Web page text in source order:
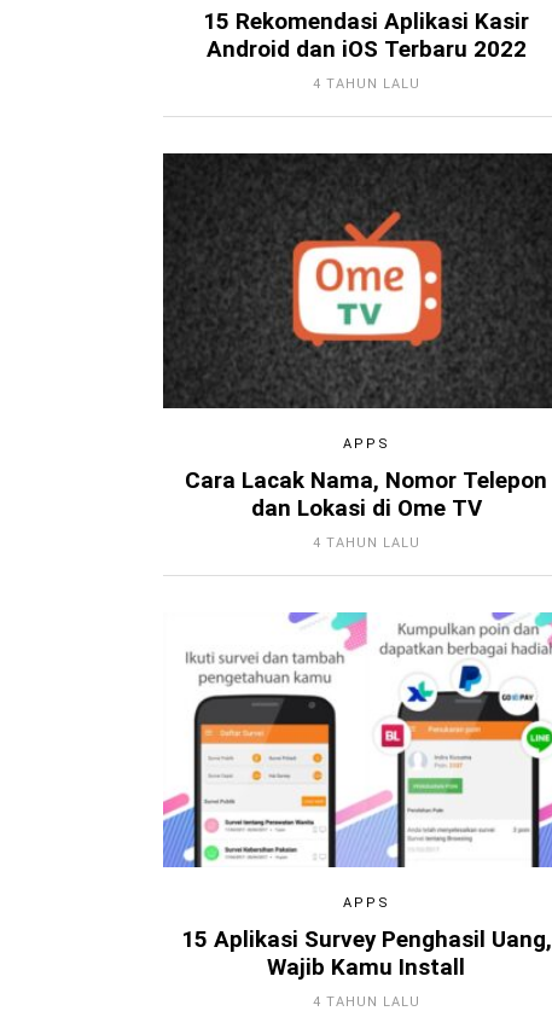
15 Rekomendasi Aplikasi Kasir
Android dan iOS Terbaru 2022
4 TAHUN LALU
APPS
Cara Lacak Nama, Nomor Telepon
dan Lokasi di Ome TV
4 TAHUN LALU
APPS
15 Aplikasi Survey Penghasil Uang,
Wajib Kamu Install
4 TAHUN LALU